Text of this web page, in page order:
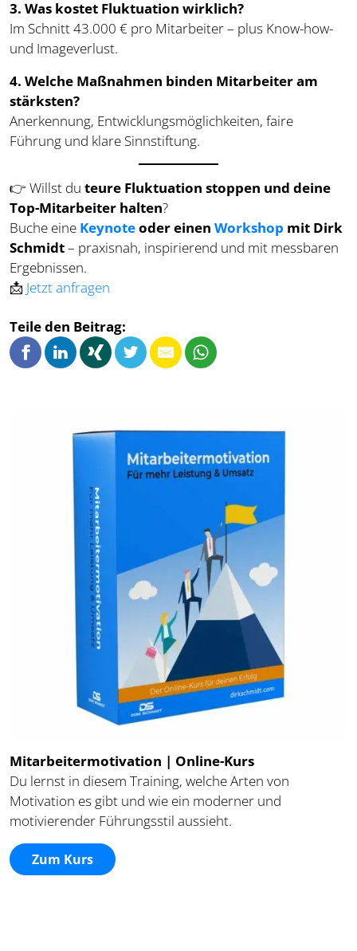
3. Was kostet Fluktuation wirklich?
Im Schnitt 43.000 € pro Mitarbeiter – plus Know-how-
und Imageverlust.
4. Welche Maßnahmen binden Mitarbeiter am
stärksten?
Anerkennung, Entwicklungsmöglichkeiten, faire
Führung und klare Sinnstiftung.
👉 Willst du teure Fluktuation stoppen und deine
Top-Mitarbeiter halten?
Buche eine Keynoteoder einen Workshop mit Dirk
Schmidt– praxisnah, inspirierend und mit messbaren
Ergebnissen.
📩 Jetzt anfragen
Teile den Beitrag:
Mitarbeitermotivation | Online-Kurs
Du lernst in diesem Training, welche Arten von
Motivation es gibt und wie ein moderner und
motivierender Führungsstil aussieht.
Zum Kurs